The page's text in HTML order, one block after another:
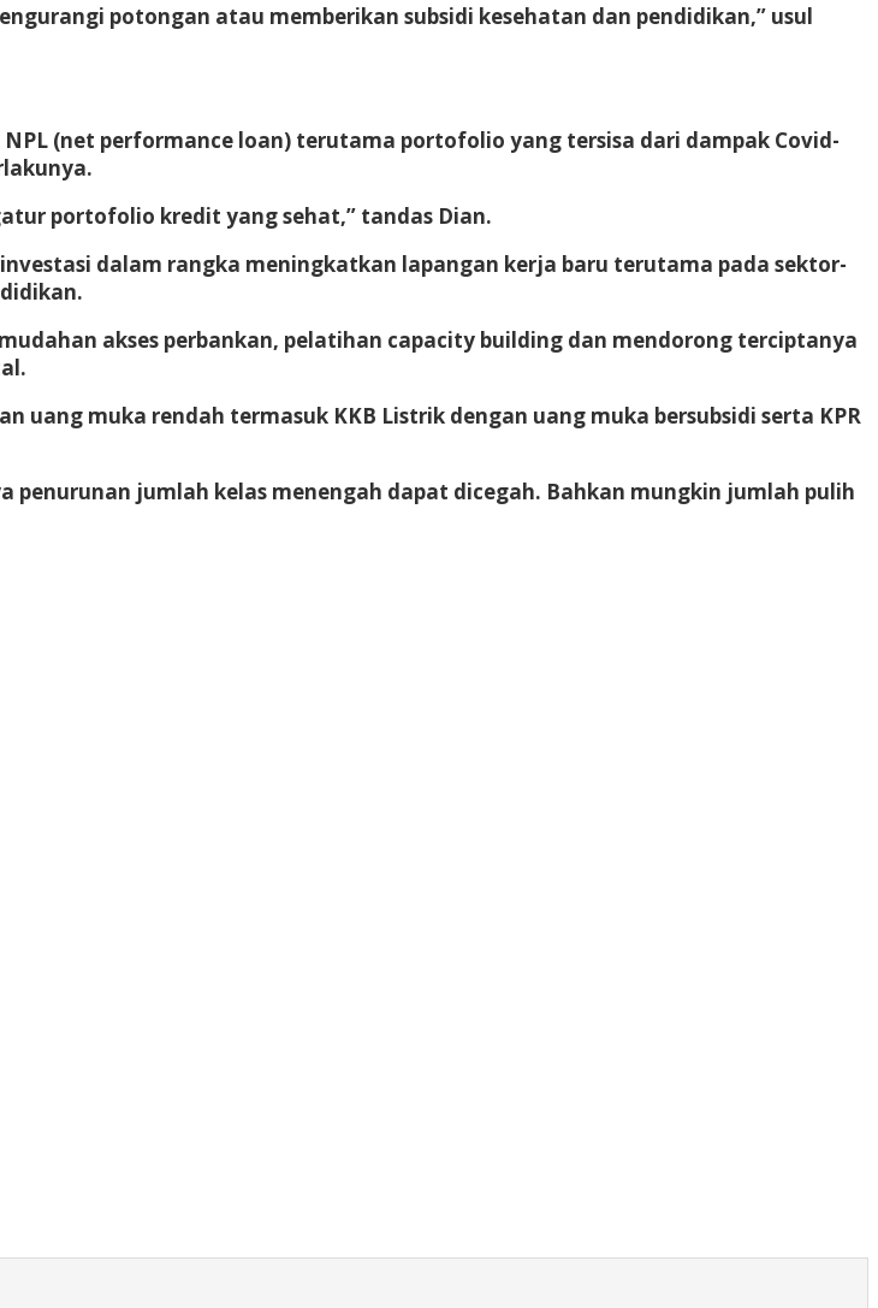
potongan atau memberikan subsidi kesehatan dan pendidikan,” usul
(net performance loan) terutama portofolio yang tersisa dari dampak Covid-
portofolio kredit yang sehat,” tandas Dian.
dalam rangka meningkatkan lapangan kerja baru terutama pada sektor-
akses perbankan, pelatihan capacity building dan mendorong terciptanya
uang muka rendah termasuk KKB Listrik dengan uang muka bersubsidi serta KPR
jumlah kelas menengah dapat dicegah. Bahkan mungkin jumlah pulih